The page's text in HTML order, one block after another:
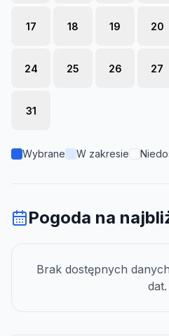
17 18 19 20
24 25 26 27
31
Wybrane W zakresie
Pogoda na
Brak dostępnych
dat.